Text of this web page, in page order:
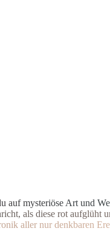
u auf mysteriöse Art und We
richt, als diese rot aufglüht u
onik aller nur denkbaren Ere